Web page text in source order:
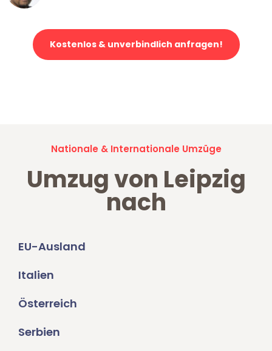
Kostenlos & unverbindlich anfragen!
Nationale & Internationale Umzüge
Umzug von Leipzig
nach
EU-Ausland
Italien
Österreich
Serbien